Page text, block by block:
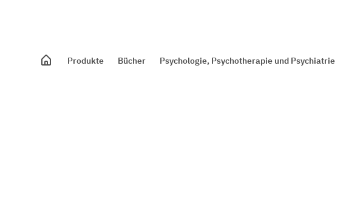
Produkte Bücher Psychologie, Psychotherapie und Psychiatrie